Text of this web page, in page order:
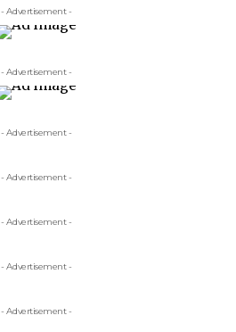
- Advertisement -
- Advertisement -
- Advertisement -
- Advertisement -
- Advertisement -
- Advertisement -
- Advertisement -